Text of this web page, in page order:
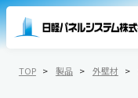
TOP 製品 外壁材